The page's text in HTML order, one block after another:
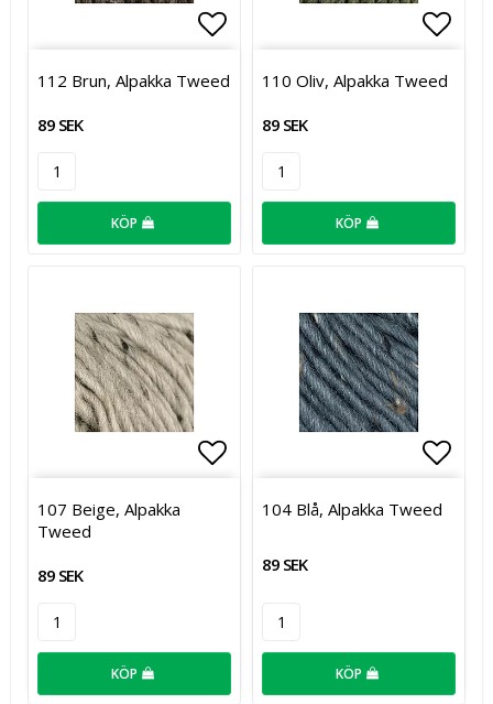
Lägg till i favoritlistan
112 Brun, Alpakka Tweed
89 SEK
KÖP
110 Oliv, Alpakka Tweed
89 SEK
KÖP
Lägg till i favoritlistan
107 Beige, Alpakka
Tweed
89 SEK
KÖP
104 Blå, Alpakka Tweed
89 SEK
KÖP